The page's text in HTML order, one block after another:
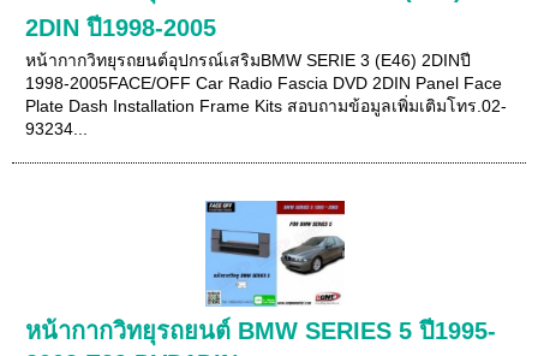
2DIN ปี1998-2005
หน้ากากวิทยุรถยนต์อุปกรณ์เสริมBMW SERIE 3 (E46) 2DINปี
1998-2005FACE/OFF Car Radio Fascia DVD 2DIN Panel Face
Plate Dash Installation Frame Kits สอบถามข้อมูลเพิ่มเติมโทร.02-
93234...
หน้ากากวิทยุรถยนต์ BMW SERIES 5 ปี1995-